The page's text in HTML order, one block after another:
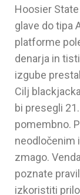
Hoosier
glave do tipa
platforme
denarja in
izgube
Cilj
bi presegli
pomembno.
neodločenim
zmago.
poznate
izkoristiti